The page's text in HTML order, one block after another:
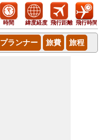
時間 緯度経度 飛行距離 飛行時間
プランナー 旅費 旅程